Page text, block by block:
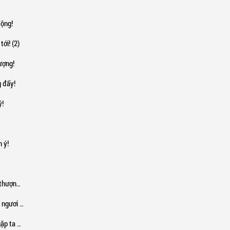
(2)
đấy!
ý!
tốt!
rồi!
ta đi!